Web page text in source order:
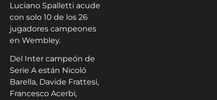
Luciano Spalletti acude
con solo 10 de los 26
jugadores campeones
en Wembley.
Del Inter campeón de
Serie A están Nicoló
Barella, Davide Frattesi,
Francesco Acerbi,